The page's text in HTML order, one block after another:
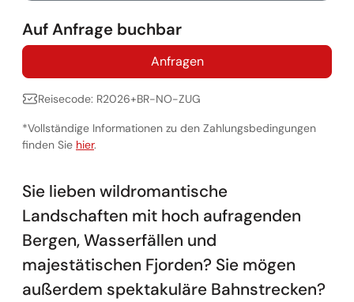
Sie lieben wildromantische
Landschaften mit hoch aufragenden
Bergen, Wasserfällen und
majestätischen Fjorden? Sie mögen
außerdem spektakuläre Bahnstrecken?
Auf Anfrage buchbar
Anfragen
Reisecode: R2026+BR-NO-ZUG
*Vollständige Informationen zu den Zahlungsbedingungen
finden Sie Vollständige Informationen zu den
hier.